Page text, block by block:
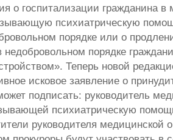
о госпитализации гражданина
психиатрическую
порядке или о
недобровольном порядке
Теперь новой
исковое заявление о
подписать: руководитель
психиатрическую
руководителя медицинской